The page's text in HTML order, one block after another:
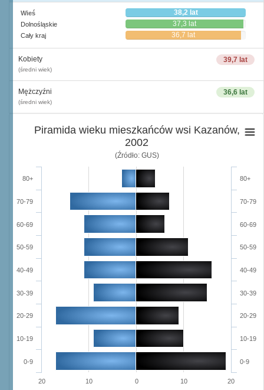
Wieś 38,2 lat
Dolnośląskie 37,3 lat
Cały kraj 36,7 lat
39,7 lat
Kobiety
(średni wiek)
36,6 lat
Mężczyźni
(średni wiek)
Piramida wieku mieszkańców wsi Kazanów,
2002
(Źródło: GUS)
0-9
10-19
20-29
30-39
40-49
50-59
60-69
70-79
80+
0-9
10-19
20-29
30-39
40-49
50-59
60-69
70-79
80+
20 10 0 10 20